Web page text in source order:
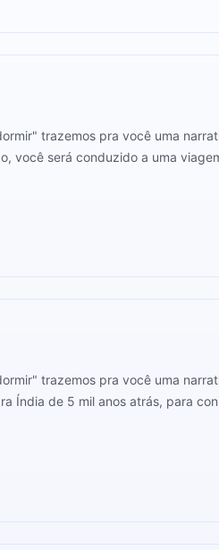
trazemos pra você uma
você será conduzido a uma
trazemos pra você uma
Índia de 5 mil anos atrás, para